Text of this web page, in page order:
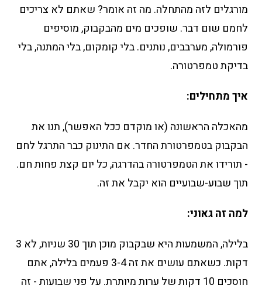
מורגלים לזה מהתחלה. מה זה אומר? שאתם לא צריכים
לחמם שום דבר. שופכים מים מהבקבוק, מוסיפים
פורמולה, מערבבים, נותנים. בלי קומקום, בלי המתנה, בלי
בדיקת טמפרטורה.
איך מתחילים:
מהאכלה הראשונה (או מוקדם ככל האפשר), תנו את
הבקבוק בטמפרטורת החדר. אם התינוק כבר התרגל לחם
- תורידו את הטמפרטורה בהדרגה, כל יום קצת פחות חם.
תוך שבוע-שבועיים הוא יקבל את זה.
למה זה גאוני:
בלילה, המשמעות היא שבקבוק מוכן תוך 30 שניות, לא 3
דקות. כשאתם עושים את זה 3-4 פעמים בלילה, אתם
חוסכים 10 דקות של ערות מיותרת. על פני שבועות - זה